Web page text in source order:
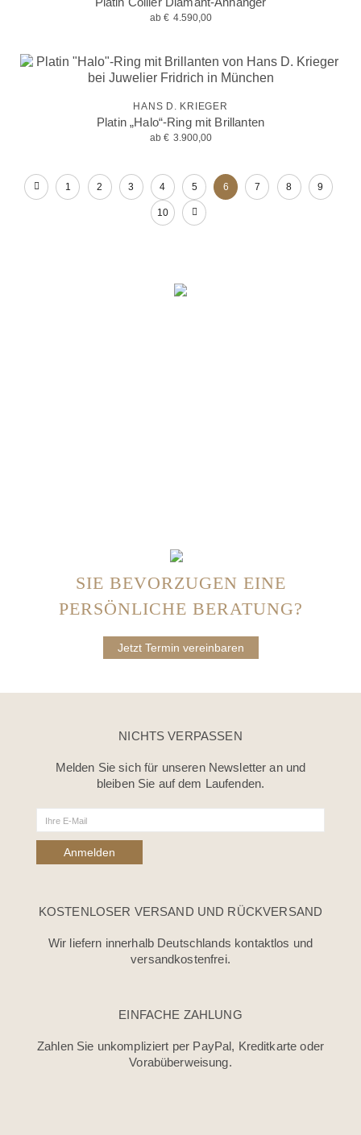
ab € 4.590,00
HANS D. KRIEGER
Platin „Halo“-Ring mit Brillanten
ab € 3.900,00
1 2 3 4 5 6 7 8 9
10
SIE BEVORZUGEN EINE
PERSÖNLICHE BERATUNG?
Jetzt Termin vereinbaren
NICHTS VERPASSEN
Melden Sie sich für unseren Newsletter an und
bleiben Sie auf dem Laufenden.
KOSTENLOSER VERSAND UND RÜCKVERSAND
Wir liefern innerhalb Deutschlands kontaktlos und
versandkostenfrei.
EINFACHE ZAHLUNG
Zahlen Sie unkompliziert per PayPal, Kreditkarte oder
Vorabüberweisung.